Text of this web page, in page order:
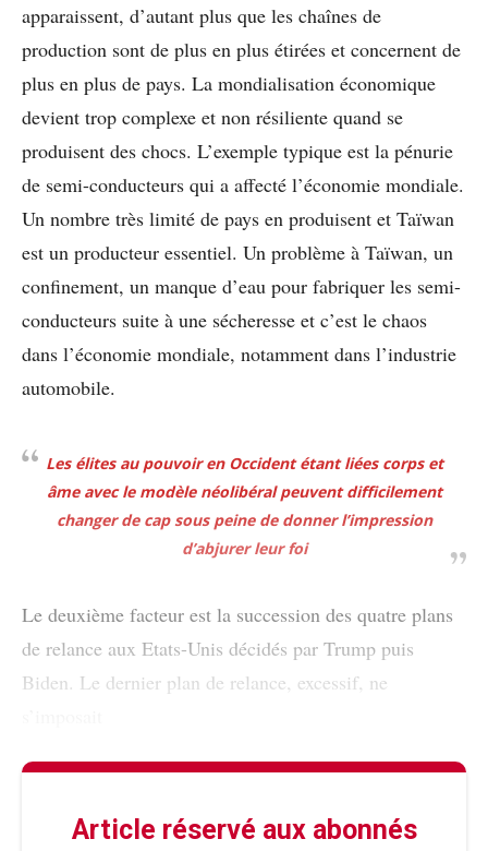
apparaissent, d’autant plus que les chaînes de
production sont de plus en plus étirées et concernent de
plus en plus de pays. La mondialisation économique
devient trop complexe et non résiliente quand se
produisent des chocs. L’exemple typique est la pénurie
de semi-conducteurs qui a affecté l’économie mondiale.
Un nombre très limité de pays en produisent et Taïwan
est un producteur essentiel. Un problème à Taïwan, un
confinement, un manque d’eau pour fabriquer les semi-
conducteurs suite à une sécheresse et c’est le chaos
dans l’économie mondiale, notamment dans l’industrie
automobile.
Les élites au pouvoir en Occident étant liées corps et
âme avec le modèle néolibéral peuvent difficilement
changer de cap sous peine de donner l’impression
d’abjurer leur foi
Le deuxième facteur est la succession des quatre plans
de relance aux Etats-Unis décidés par Trump puis
Biden. Le dernier plan de relance, excessif, ne
Article réservé aux abonnés